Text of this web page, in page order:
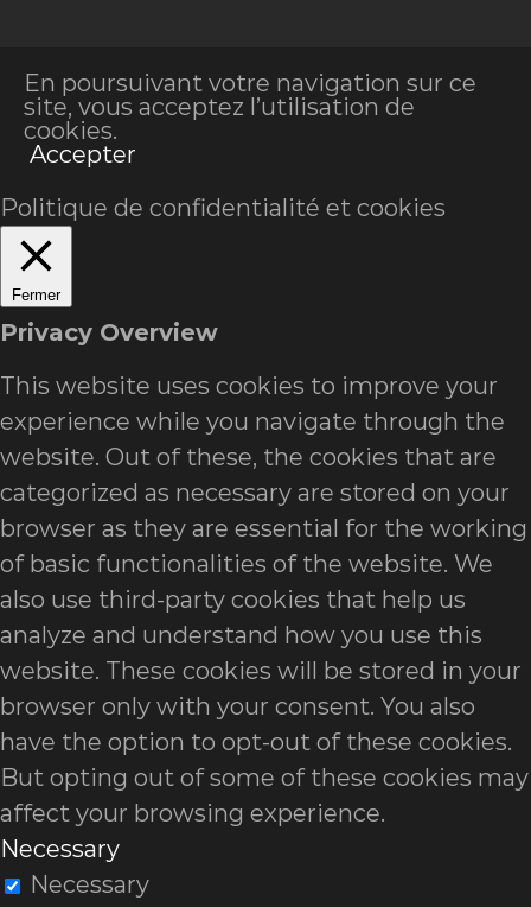
En poursuivant votre navigation sur ce
site, vous acceptez l’utilisation de
cookies.
Accepter
Politique de confidentialité et cookies
Fermer
Privacy Overview
This website uses cookies to improve your
experience while you navigate through the
website. Out of these, the cookies that are
categorized as necessary are stored on your
browser as they are essential for the working
of basic functionalities of the website. We
also use third-party cookies that help us
analyze and understand how you use this
website. These cookies will be stored in your
browser only with your consent. You also
have the option to opt-out of these cookies.
But opting out of some of these cookies may
affect your browsing experience.
Necessary
Necessary